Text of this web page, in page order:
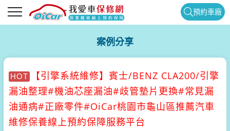
預約車廠
案例分享
HOT 【引擎系統維修】 賓士/BENZ CLA200/引擎
漏油整理#機油芯座漏油#歧管墊片更換#常見漏
油通病#正廠零件#OiCar桃園市龜山區推薦汽車
維修保養線上預約保障服務平台